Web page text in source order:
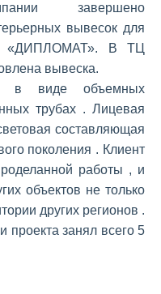
завершено
вывесок для
«ДИПЛОМАТ». В ТЦ
вывеска.
в виде объемных
трубах . Лицевая
составляющая
поколения . Клиент
работы , и
объектов не только
других регионов .
проекта занял всего 5